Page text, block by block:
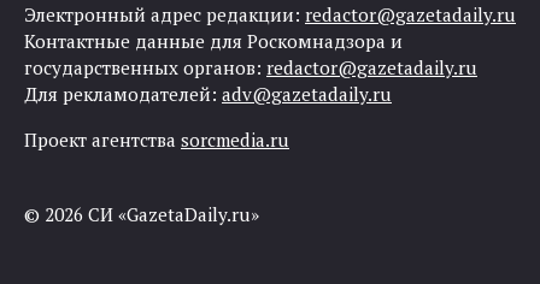
Электронный адрес редакции: redactor@gazetadaily.ru
Контактные данные для Роскомнадзора и
государственных органов: redactor@gazetadaily.ru
Для рекламодателей: adv@gazetadaily.ru
Проект агентства sorcmedia.ru
© 2026 СИ «GazetaDaily.ru»